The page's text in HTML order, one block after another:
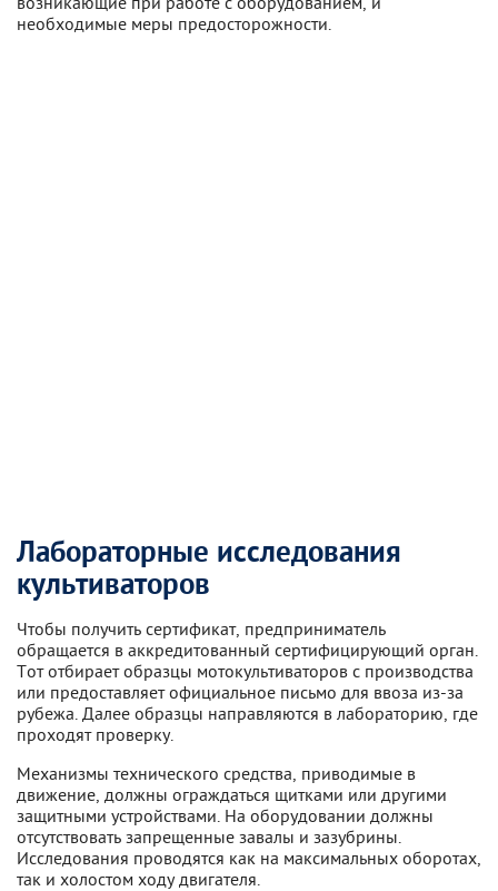
необходимые меры предосторожности.
Лабораторные исследования
культиваторов
Чтобы получить сертификат, предприниматель
обращается в аккредитованный сертифицирующий орган.
Тот отбирает образцы мотокультиваторов с производства
или предоставляет официальное письмо для ввоза из-за
рубежа. Далее образцы направляются в лабораторию, где
проходят проверку.
Механизмы технического средства, приводимые в
движение, должны ограждаться щитками или другими
защитными устройствами. На оборудовании должны
отсутствовать запрещенные завалы и зазубрины.
Исследования проводятся как на максимальных оборотах,
так и холостом ходу двигателя.